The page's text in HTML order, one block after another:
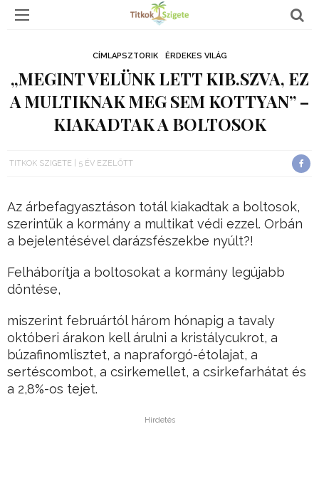
CÍMLAPSZTORIK ÉRDEKES VILÁG
„MEGINT VELÜNK LETT KIB.SZVA, EZ
A MULTIKNAK MEG SEM KOTTYAN” –
KIAKADTAK A BOLTOSOK
TITKOK SZIGETE 5 ÉV EZELŐTT
Az árbefagyasztáson totál kiakadtak a boltosok,
szerintük a kormány a multikat védi ezzel. Orbán
a bejelentésével darázsfészekbe nyúlt?!
Felháborítja a boltosokat a kormány legújabb
döntése,
miszerint februártól három hónapig a tavaly
októberi árakon kell árulni a kristálycukrot, a
búzafinomlisztet, a napraforgó-étolajat, a
sertéscombot, a csirkemellet, a csirkefarhátat és
a 2,8%-os tejet.
Hirdetés